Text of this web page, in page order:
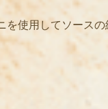
を使用してソースの